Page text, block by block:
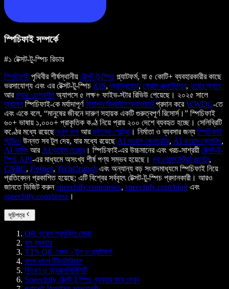
স্পিচিফাই সম্পর্কে
#১ টেক্সট-টু-স্পিচ রিডার
স্পিচিফাই পৃথিবীর শীর্ষস্থানীয় টেক্সট-টু-স্পিচ প্ল্যাটফর্ম, যা ৫ কোটি+ ব্যবহারকারীর কাছে
ভরসাযোগ্য এবং এর টেক্সট-টু-স্পিচ iOS, অ্যান্ড্রয়েড, ক্রোম এক্সটেনশন, ওয়েব অ্যাপ
আরম্যাক ডেস্কটপ অ্যাপসে ৫ লক্ষ+ ফাইভ-স্টার রিভিউ পেয়েছে। ২০২৫ সালে
অ্যাপলস্পিচিফাই-কে মর্যাদাপূর্ণঅ্যাপল ডিজাইন অ্যাওয়ার্ড প্রদান করেWWDC-তে
এবং একে বলে, “মানুষের জীবনে দারুণ সহায়ক একটি গুরুত্বপূর্ণ রিসোর্স।” স্পিচিফাই
৬০+ ভাষায় ১,০০০+ প্রাকৃতিক কণ্ঠ নিয়ে প্রায় ২০০ দেশে ব্যবহৃত হচ্ছে। সেলিব্রিটি
কণ্ঠের মধ্যে রয়েছেস্নুপ ডগ আরগুইনেথ পেল্ট্রো । নির্মাতা ও ব্যবসার জন্য স্পিচিফাই
স্টুডিও উন্নত সব টুল দেয়, যার মধ্যে রয়েছে AI ভয়েস জেনারেটর, AI ভয়েস ক্লোনিং,
AI ডাবিং আর AI ভয়েস চেঞ্জার। স্পিচিফাই-এর উচ্চমানের এবং খরচ-সাশ্রয়ী টেক্সট-টু-
স্পিচ API-এর মাধ্যমে অসংখ্য শীর্ষ পণ্য সম্ভব হয়েছে। দ্য ওয়াল স্ট্রিট জার্নাল,
CNBC, Forbes, TechCrunch এবং অন্যান্য বড় সংবাদমাধ্যমে স্পিচিফাই নিয়ে
প্রতিবেদন প্রকাশিত হয়েছে; এটি বিশ্বের সর্ববৃহৎ টেক্সট-টু-স্পিচ প্রদানকারী। আরও
জানতে ভিজিট করুনspeechify.com/news, speechify.com/blog এবং
speechify.com/press ।
সূচিপত্র
QR ভয়েস প্রযুক্তি বোঝা
মূল ব্যবহার
TTS QR কোড - টুল ও প্ল্যাটফর্ম
ধাপে ধাপে টিউটোরিয়াল
বিতরণ ও অ্যাক্সেসিবিলিটি
Speechify টেক্সট টু স্পিচ ব্যবহার করে দেখুন